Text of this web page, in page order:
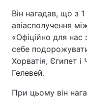
РЕГІОНИ
Київ
Дніпро
Одеса
Він нагадав, що з
авіасполучення
«Офіційно для
себе
Хорватія, Єгипет
Гелевей.
При цьому він